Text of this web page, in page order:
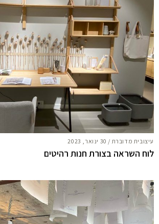
עיצובית מדוברת / 30 ינואר, 2023
לוח השראה בצורת חנות רהיטים